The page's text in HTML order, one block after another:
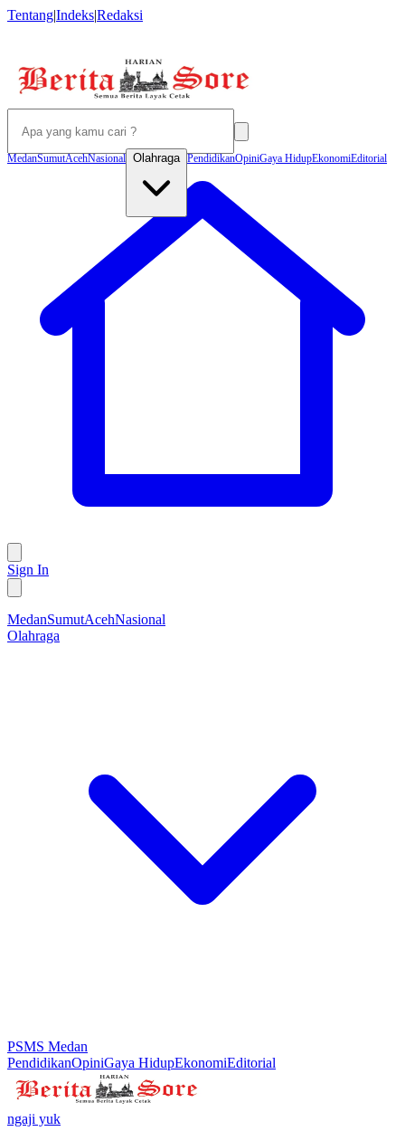
Tentang|Indeks|Redaksi
MedanSumutAcehNasional Olahraga PendidikanOpiniGaya HidupEkonomiEditorial
Sign In
MedanSumutAcehNasional
Olahraga
PSMS Medan
PendidikanOpiniGaya HidupEkonomiEditorial
ngaji yuk